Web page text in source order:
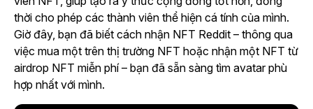
thời cho phép các thành viên thể hiện cá tính của mình.
Giờ đây, bạn đã biết cách nhận NFT Reddit – thông qua
việc mua một trên thị trường NFT hoặc nhận một NFT từ
airdrop NFT miễn phí– bạn đã sẵn sàng tìm avatar phù
hợp nhất với mình.